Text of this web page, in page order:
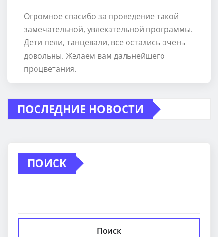
Огромное спасибо за проведение такой
замечательной, увлекательной программы.
Дети пели, танцевали, все остались очень
довольны. Желаем вам дальнейшего
процветания.
ПОСЛЕДНИЕ НОВОСТИ
ПОИСК
Поиск